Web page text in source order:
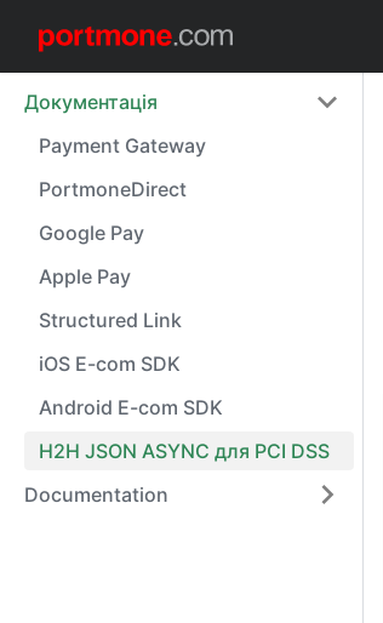
Документація
Payment Gateway
PortmoneDirect
Google Pay
Apple Pay
Structured Link
iOS E-com SDK
Android E-com SDK
H2H JSON ASYNC для PCI DSS
Documentation